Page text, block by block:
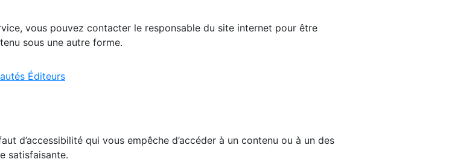
vous pouvez contacter le responsable du site internet pour être
sous une autre forme.
Éditeurs
d’accessibilité qui vous empêche d’accéder à un contenu ou à un des
satisfaisante.